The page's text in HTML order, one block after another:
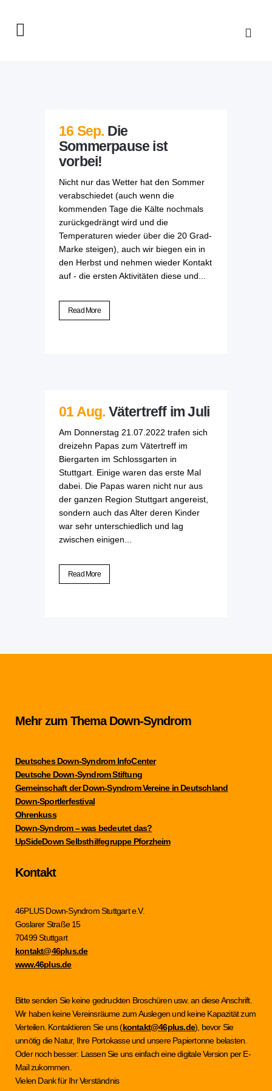
16 Sep. Die
Sommerpause ist
vorbei!
Nicht nur das Wetter hat den Sommer
verabschiedet (auch wenn die
kommenden Tage die Kälte nochmals
zurückgedrängt wird und die
Temperaturen wieder über die 20 Grad-
Marke steigen), auch wir biegen ein in
den Herbst und nehmen wieder Kontakt
auf - die ersten Aktivitäten diese und...
Read More
01 Aug. Vätertreff im Juli
Am Donnerstag 21.07.2022 trafen sich
dreizehn Papas zum Vätertreff im
Biergarten im Schlossgarten in
Stuttgart. Einige waren das erste Mal
dabei. Die Papas waren nicht nur aus
der ganzen Region Stuttgart angereist,
sondern auch das Alter deren Kinder
war sehr unterschiedlich und lag
zwischen einigen...
Read More
Mehr zum Thema Down-Syndrom
Deutsches Down-Syndrom InfoCenter
Deutsche Down-Syndrom Stiftung
Gemeinschaft der Down-Syndrom Vereine in Deutschland
Down-Sportlerfestival
Ohrenkuss
Down-Syndrom – was bedeutet das?
UpSideDown Selbsthilfegruppe Pforzheim
Kontakt
46PLUS Down-Syndrom Stuttgart e.V.
Goslarer Straße 15
70499 Stuttgart
kontakt@46plus.de
www.46plus.de
Bitte senden Sie keine gedruckten Broschüren usw. an diese Anschrift.
Wir haben keine Vereinsräume zum Auslegen und keine Kapazität zum
Verteilen. Kontaktieren Sie uns (kontakt@46plus.de), bevor Sie
unnötig die Natur, Ihre Portokasse und unsere Papiertonne belasten.
Oder noch besser: Lassen Sie uns einfach eine digitale Version per E-
Mail zukommen.
Vielen Dank für Ihr Verständnis